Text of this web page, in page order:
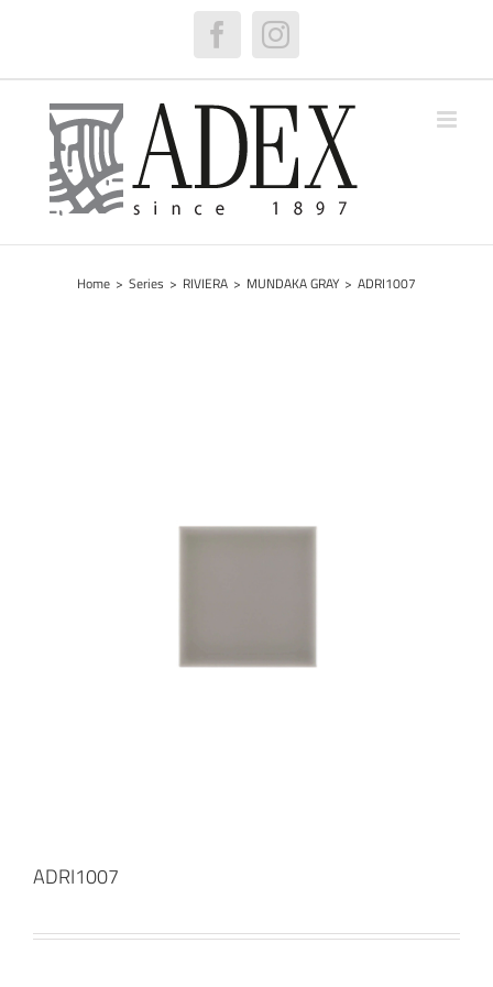
FacebookInstagram
Home > Series > RIVIERA > MUNDAKA GRAY > ADRI1007
ADRI1007